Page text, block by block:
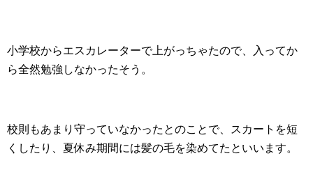
小学校からエスカレーターで上がっちゃたので、入ってか
ら全然勉強しなかったそう。
校則もあまり守っていなかったとのことで、スカートを短
くしたり、夏休み期間には髪の毛を染めてたといいます。